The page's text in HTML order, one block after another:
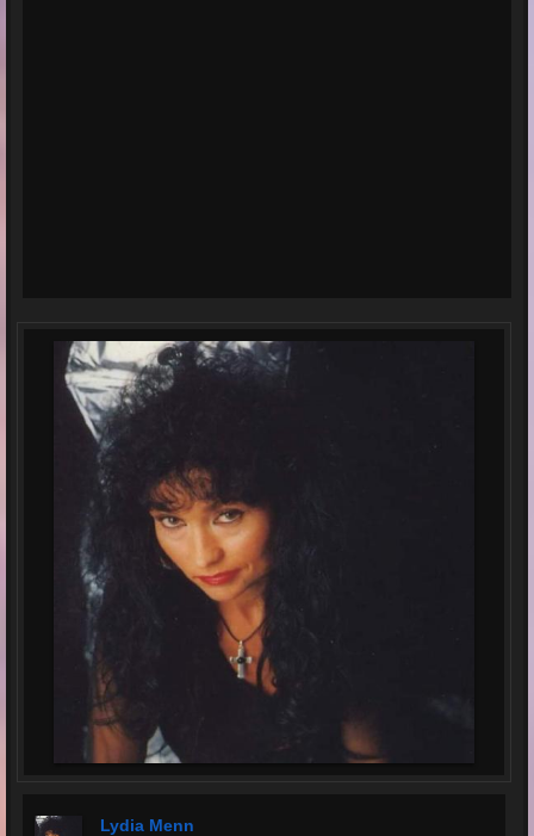
Lydia Menn